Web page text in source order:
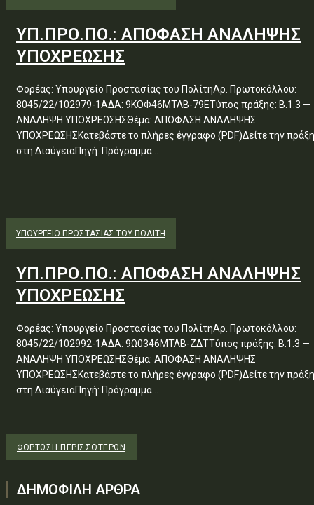
ΥΠ.ΠΡΟ.ΠΟ.: ΑΠΟΦΑΣΗ ΑΝΑΛΗΨΗΣ
ΥΠΟΧΡΕΩΣΗΣ
Φορέας: Υπουργείο Προστασίας του ΠολίτηΑρ. Πρωτοκόλλου:
8045/22/102979-1ΑΔΑ: 9ΚΟΦ46ΜΤΛΒ-79ΕΤύπος πράξης: Β.1.3 —
ΑΝΑΛΗΨΗ ΥΠΟΧΡΕΩΣΗΣΘέμα: ΑΠΟΦΑΣΗ ΑΝΑΛΗΨΗΣ
ΥΠΟΧΡΕΩΣΗΣΚατεβάστε το πλήρες έγγραφο (PDF)Δείτε την πράξη
στη ΔιαύγειαΠηγή: Πρόγραμμα...
ΥΠΟΥΡΓΕΊΟ ΠΡΟΣΤΑΣΊΑΣ ΤΟΥ ΠΟΛΊΤΗ
ΥΠ.ΠΡΟ.ΠΟ.: ΑΠΟΦΑΣΗ ΑΝΑΛΗΨΗΣ
ΥΠΟΧΡΕΩΣΗΣ
Φορέας: Υπουργείο Προστασίας του ΠολίτηΑρ. Πρωτοκόλλου:
8045/22/102992-1ΑΔΑ: 9Ω0346ΜΤΛΒ-ΖΔΤΤύπος πράξης: Β.1.3 —
ΑΝΑΛΗΨΗ ΥΠΟΧΡΕΩΣΗΣΘέμα: ΑΠΟΦΑΣΗ ΑΝΑΛΗΨΗΣ
ΥΠΟΧΡΕΩΣΗΣΚατεβάστε το πλήρες έγγραφο (PDF)Δείτε την πράξη
στη ΔιαύγειαΠηγή: Πρόγραμμα...
ΦΌΡΤΩΣΗ ΠΕΡΙΣΣΟΤΈΡΩΝ
ΔΗΜΟΦΙΛΗ ΑΡΘΡΑ